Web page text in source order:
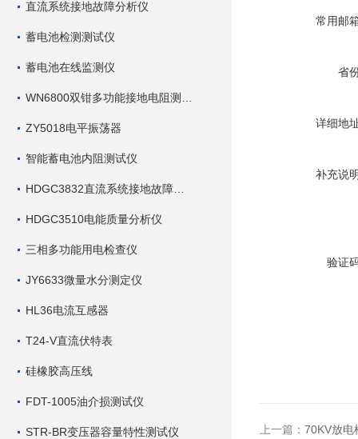
直流系统接地故障分析仪
蓄电池检测测试仪
蓄电池在线监测仪
ZY5018电平振荡器
智能蓄电池内阻测试仪
HDGC3510电能质量分析仪
三相多功能用电检查仪
JY6633微量水分测定仪
HL36电流互感器
T24-V直流伏特表
硅橡胶高压线
FDT-1005油介损测试仪
STR-BR变压器容量特性测试仪
常用邮
省
详细地
补充说
验证
上一篇： 70KV放电